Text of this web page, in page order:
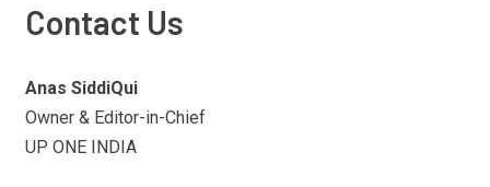
Contact Us
Anas SiddiQui
Owner & Editor-in-Chief
UP ONE INDIA